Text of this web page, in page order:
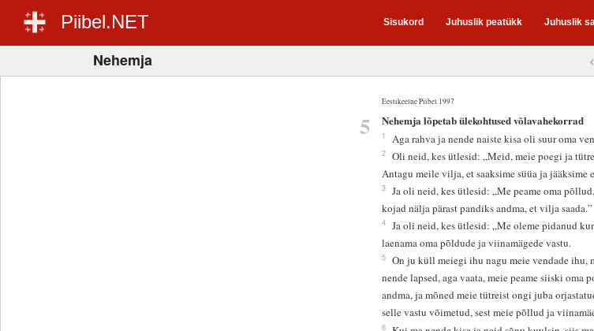
Piibel.NET Sisukord Juhuslik peatükk Juhuslik
Nehemja <
Eestikeelne Piibel 1997
5 Nehemja lõpetab ülekohtused võlavahekorrad
1 Aga rahva ja nende naiste kisa oli suur oma
2
Oli neid, kes ütlesid: „Meid, meie poegi ja
Antagu meile vilja, et saaksime süüa ja jääksime
3
Ja oli neid, kes ütlesid: „Me peame oma
kojad nälja pärast pandiks andma, et vilja saada.”
4
Ja oli neid, kes ütlesid: „Me oleme pidanud
laenama oma põldude ja viinamägede vastu.
5
On ju küll meiegi ihu nagu meie vendade ihu,
nende lapsed, aga vaata, meie peame siiski oma
andma, ja mõned meie tütreist ongi juba
selle vastu võimetud, sest meie põllud ja
6